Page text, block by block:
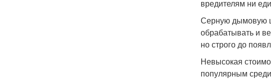
вредителям ни
Серную дымовую
обрабатывать и
но строго до
Невысокая
популярным